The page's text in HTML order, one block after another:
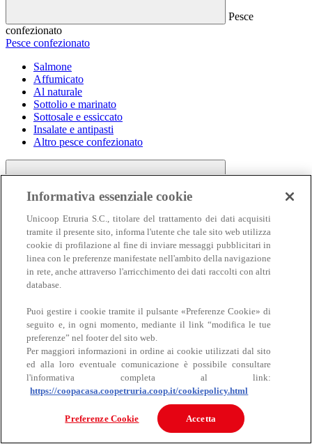
Pesce
confezionato
Pesce confezionato
Salmone
Affumicato
Al naturale
Sottolio e marinato
Sottosale e essiccato
Insalate e antipasti
Altro pesce confezionato
Carne
Carne
Bovino
Informativa essenziale cookie
Unicoop Etruria S.C., titolare del trattamento dei dati acquisiti
tramite il presente sito, informa l'utente che tale sito web utilizza
cookie di profilazione al fine di inviare messaggi pubblicitari in
linea con le preferenze manifestate nell'ambito della navigazione
in rete, anche attraverso l'arricchimento dei dati raccolti con altri
database.
Puoi gestire i cookie tramite il pulsante «Preferenze Cookie» di
seguito e, in ogni momento, mediante il link “modifica le tue
preferenze” nel footer del sito web.
Per maggiori informazioni in ordine ai cookie utilizzati dal sito
ed alla loro eventuale comunicazione è possibile consultare
l'informativa completa al link:
https://coopacasa.coopetruria.coop.it/cookiepolicy.html
Preferenze Cookie Accetta